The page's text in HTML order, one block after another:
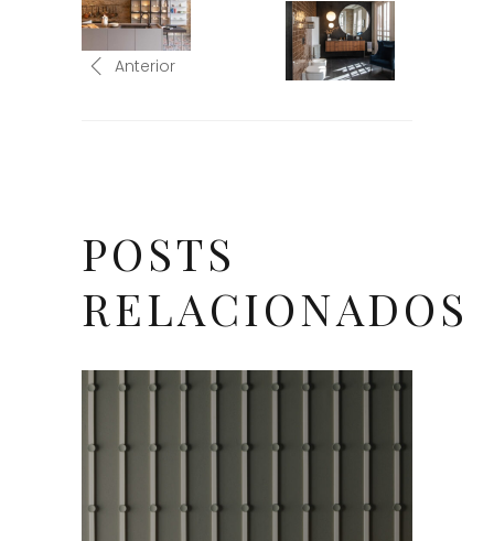
Anterior
POSTS
RELACIONADOS